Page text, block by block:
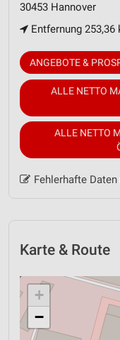
30453 Hannover
Entfernung
ANGEBOTE &
ALLE NETTO
ALLE NETTO
Fehlerhafte
Karte & Route
+
−